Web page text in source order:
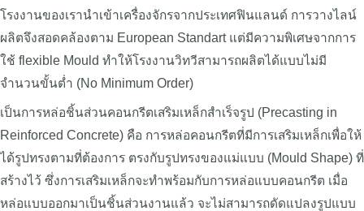
โรงงานของเรานำเข้าเครื่องจักรจากประเทศฟินแลนด์ การวางไลน์
ผลิตจึงสอดคล้องตาม European Standart แต่มีความพิเศษจากการ
ใช้ flexible Mould ทำให้โรงงานวิทวีสามารถผลิตได้แบบไม่มี
จำนวนขั้นต่ำ (No Minimum Order)
เป็นการหล่อชิ้นส่วนคอนกรีตเสริมเหล็กสำเร็จรูป (Precasting in
Reinforced Concrete) คือ การหล่อคอนกรีตที่มีการเสริมเหล็กเพื่อให้
ได้รูปทรงตามที่ต้องการ ตรงกับรูปทรงของแม่แบบ (Mould Shape) ที่
สร้างไว้ ซึ่งการเสริมเหล็กจะทำพร้อมกับการหล่อแบบคอนกรีต เมื่อ
หล่อแบบออกมาเป็นชิ้นส่วนงานแล้ว จะไม่สามารถดัดแปลงรูปแบบ